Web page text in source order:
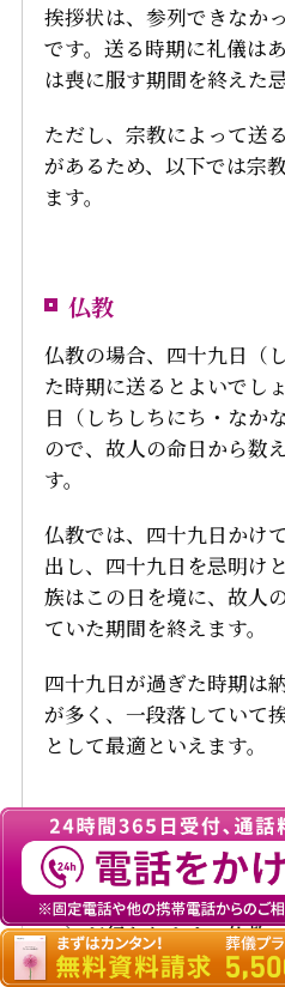
挨拶状は、参列できなか
です。送る時期に礼儀は
は喪に服す期間を終えた
ただし、宗教によって送
があるため、以下では宗
ます。
仏教
仏教の場合、四十九日（
た時期に送るとよいでし
日（しちしちにち・なか
ので、故人の命日から数
す。
仏教では、四十九日かけ
出し、四十九日を忌明け
族はこの日を境に、故人
ていた期間を終えます。
四十九日が過ぎた時期は
が多く、一段落していて
として最適といえます。
神道
神道の忌明けには、五十
い）が行われます。仏教
日かけて極楽浄土に送り